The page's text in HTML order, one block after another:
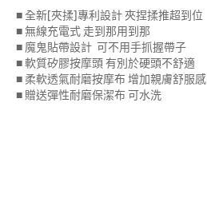
■ 全新[夾揉]專利設計 夾捏揉推超到位
■ 無線充電式 走到那用到那
■ 魔鬼貼帶設計 可不用手抓握帶子
■ 軟質矽膠按摩頭 有別於硬頭不舒適
■ 柔軟透氣耐磨按摩布 增加親膚舒服感
■ 贈送彈性耐磨保潔布 可水洗